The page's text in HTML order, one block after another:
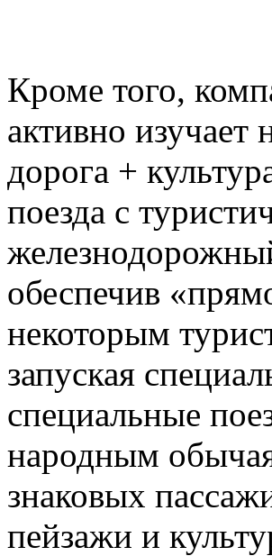
Кроме того,
активно изучает
дорога +
поезда с
обеспечив
некоторым
запуская
специальные
народным
знаковых
пейзажи и